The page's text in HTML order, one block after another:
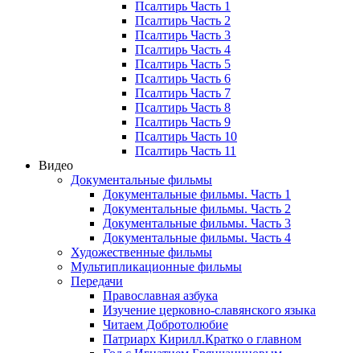
Псалтирь Часть 1
Псалтирь Часть 2
Псалтирь Часть 3
Псалтирь Часть 4
Псалтирь Часть 5
Псалтирь Часть 6
Псалтирь Часть 7
Псалтирь Часть 8
Псалтирь Часть 9
Псалтирь Часть 10
Псалтирь Часть 11
Видео
Документальные фильмы
Документальные фильмы. Часть 1
Документальные фильмы. Часть 2
Документальные фильмы. Часть 3
Документальные фильмы. Часть 4
Художественные фильмы
Мультипликационные фильмы
Передачи
Православная азбука
Изучение церковно-славянского языка
Читаем Добротолюбие
Патриарх Кирилл.Кратко о главном